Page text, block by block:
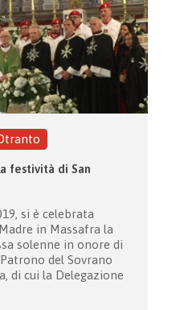
festività di San
si è celebrata
in Massafra la
solenne in onore di
del Sovrano
di cui la Delegazione